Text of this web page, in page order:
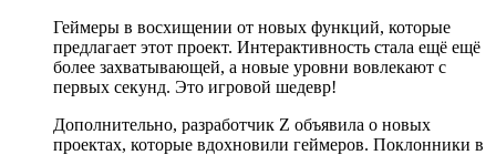
Геймеры в восхищении от новых функций, которые
предлагает этот проект. Интерактивность стала ещё ещё
более захватывающей, а новые уровни вовлекают с
первых секунд. Это игровой шедевр!
Дополнительно, разработчик Z объявила о новых
проектах, которые вдохновили геймеров. Поклонники в